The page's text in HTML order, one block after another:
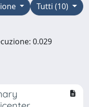
Tutti (10)
0.029